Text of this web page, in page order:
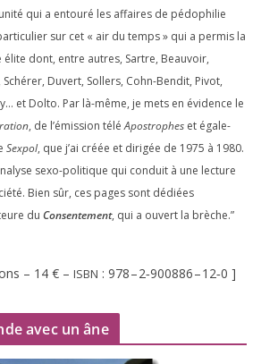
qui a entou­ré les affaires de pédo­phi­lie
sur cet « air du temps » qui a per­mis la
élite dont, entre autres, Sartre, Beauvoir,
Duvert, Sollers, Cohn-Bendit, Pivot,
et Dolto. Par là-même, je mets en évi­dence le
, de l’émission téléApostrophes et éga­le­
Sexpol, que j’ai créée et diri­gée de 1975 à 1980.
sexo-poli­tique qui conduit à une lec­ture
Bien sûr, ces pages sont dédiées
du Consentement, qui a ouvert la brèche.”
– 14 € – ISBN : 978–2‑900886–12‑0 ]
avec un âne